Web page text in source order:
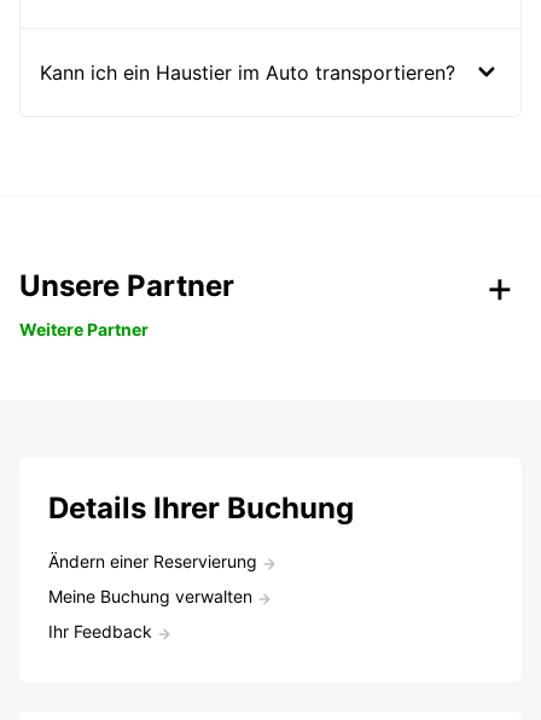
Kann ich ein Haustier im Auto transportieren?
Unsere Partner
Weitere Partner
Details Ihrer Buchung
Ändern einer Reservierung
Meine Buchung verwalten
Ihr Feedback